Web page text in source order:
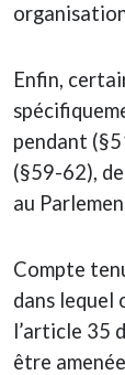
Enfin,
pendant
(§59-62),
au
Compte
dans lequel
l’article 35
être